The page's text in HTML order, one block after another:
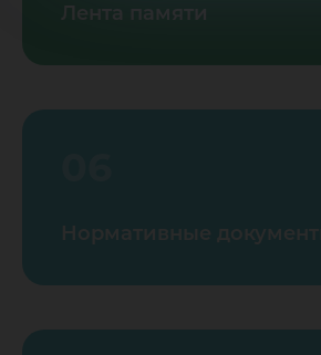
Лента памяти